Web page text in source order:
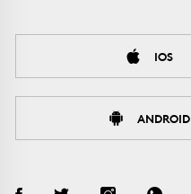
IOS
ANDROID